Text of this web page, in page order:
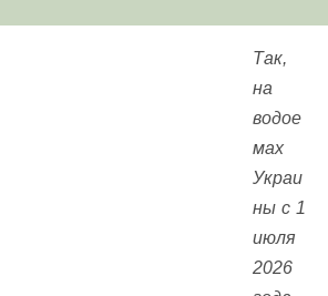
Так,
на
водое
мах
Украи
ны с 1
июля
2026